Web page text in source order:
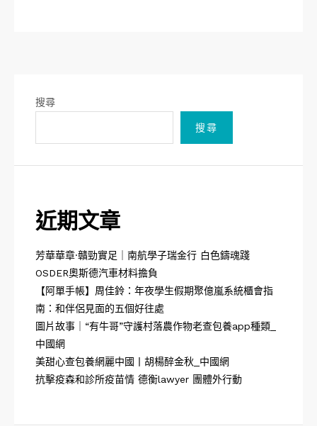
搜尋
搜尋
近期文章
芳華華章·贛勁實足｜南航學子瑞金行 白色鑄魂踐
OSDER奧斯德汽車材料擔負
【阿單手帳】周佳鈴：年夜學生假期聚億嵐系統櫃會指
南：和伴侶見面的五個好往處
圖片故事｜“有牛哥”守護村落農作物老查包養app種類_
中國網
美甜心查包養網麗中國丨胡楊醉金秋_中國網
抗擊疫森和診所疫苗情 德衡lawyer 團體外行動